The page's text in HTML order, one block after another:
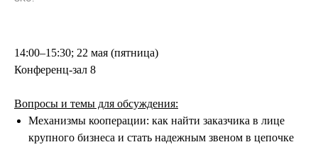
14:00–15:30; 22 мая (пятница)
Конференц-зал 8
Вопросы и темы для обсуждения:
Механизмы кооперации: как найти заказчика в лице
крупного бизнеса и стать надежным звеном в цепочке